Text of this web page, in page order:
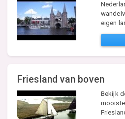
eigen
Friesland van boven
Bekijk